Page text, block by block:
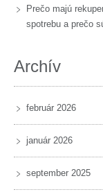
Prečo majú
spotrebu a prečo
Archív
február 2026
január 2026
september 2025